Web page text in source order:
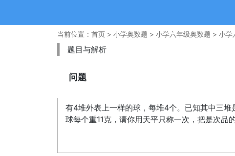
当前位置： 首页 > 小学奥数题 > 小学六年级奥数题 > 小学
题目与解析
问题
有4堆外表上一样的球，每堆4个。已知其中三
球每个重11克，请你用天平只称一次，把是次品